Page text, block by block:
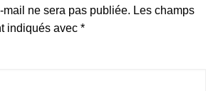
mail ne sera pas publiée. Les champs
indiqués avec *